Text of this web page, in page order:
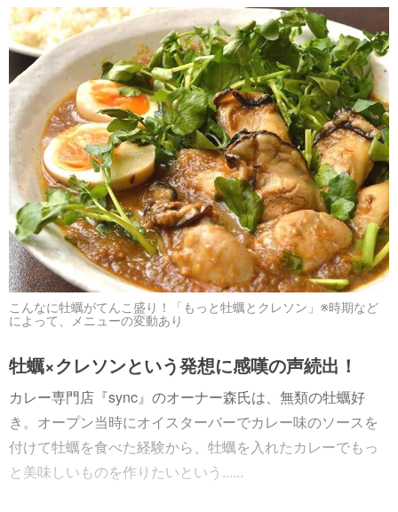
こんなに牡蠣がてんこ盛り！「もっと牡蠣とクレソン」※時期など
によって、メニューの変動あり
牡蠣×クレソンという発想に感嘆の声続出！
カレー専門店『sync』のオーナー森氏は、無類の牡蠣好
き。オープン当時にオイスターバーでカレー味のソースを
付けて牡蠣を食べた経験から、牡蠣を入れたカレーでもっ
と美味しいものを作りたいという......